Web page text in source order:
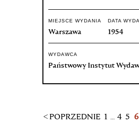
MIEJSCE WYDANIA
Warszawa
DATA
1954
WYDAWCA
Państwowy Instytut
< POPRZEDNIE 1 ... 4 5 6